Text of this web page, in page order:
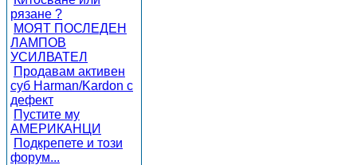
рязане ?
МОЯТ ПОСЛЕДЕН
ЛАМПОВ
УСИЛВАТЕЛ
Продавам активен
суб Harman/Kardon с
дефект
Пустите му
АМЕРИКАНЦИ
Подкрепете и този
форум...